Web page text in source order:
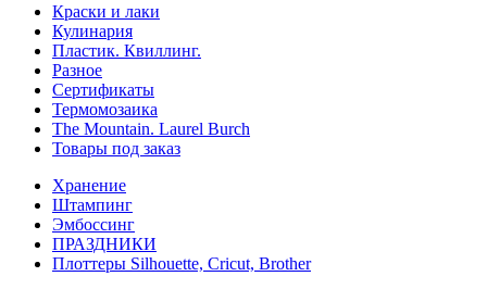
Краски и лаки
Кулинария
Пластик. Квиллинг.
Разное
Сертификаты
Термомозаика
The Mountain. Laurel Burch
Товары под заказ
Хранение
Штампинг
Эмбоссинг
ПРАЗДНИКИ
Плоттеры Silhouette, Cricut, Brother